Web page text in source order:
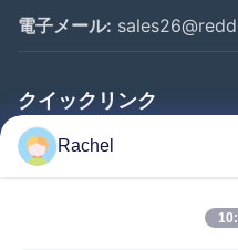
電子メール:
クイックリンク
ホーム
製品
Rachel